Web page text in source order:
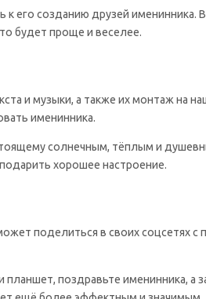
его созданию друзей именинника.
будет проще и веселее.
и музыки, а также их монтаж на
именинника.
солнечным, тёплым и
хорошее настроение.
поделиться в своих соцсетях с
поздравьте именинника, а